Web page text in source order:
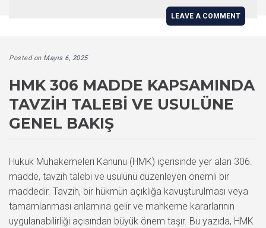
LEAVE A COMMENT
Posted on Mayıs 6, 2025
HMK 306 MADDE KAPSAMINDA
TAVZIH TALEBI VE USULÜNE
GENEL BAKIŞ
Hukuk Muhakemeleri Kanunu (HMK) içerisinde yer alan 306.
madde, tavzih talebi ve usulünü düzenleyen önemli bir
maddedir. Tavzih, bir hükmün açıklığa kavuşturulması veya
tamamlanması anlamına gelir ve mahkeme kararlarının
uygulanabilirliği açısından büyük önem taşır. Bu yazıda, HMK